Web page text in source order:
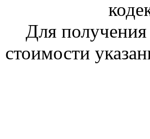
Для
стоимости